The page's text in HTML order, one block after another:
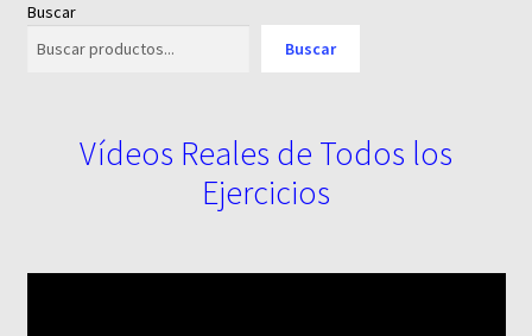
Buscar
Buscar
Vídeos Reales de Todos los
Ejercicios